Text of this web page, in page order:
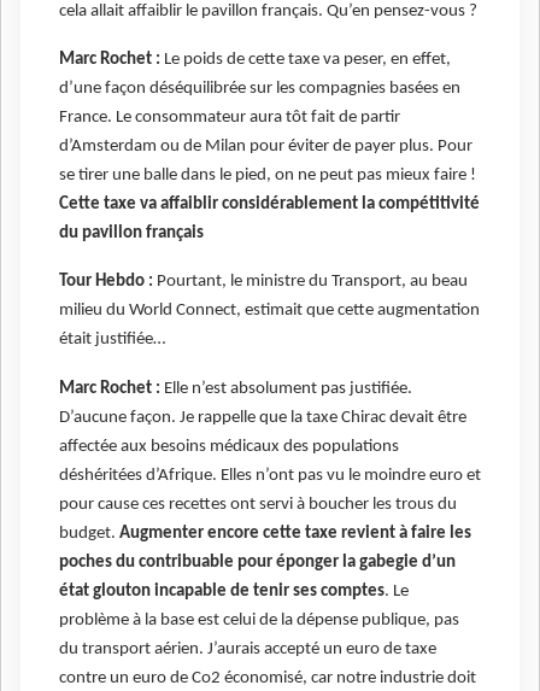
cela allait affaiblir le pavillon français. Qu’en pensez-vous ?
Marc Rochet : Le poids de cette taxe va peser, en effet,
d’une façon déséquilibrée sur les compagnies basées en
France. Le consommateur aura tôt fait de partir
d’Amsterdam ou de Milan pour éviter de payer plus. Pour
se tirer une balle dans le pied, on ne peut pas mieux faire !
Cette taxe va affaiblir considérablement la compétitivité
du pavillon français
Tour Hebdo : Pourtant, le ministre du Transport, au beau
milieu du World Connect, estimait que cette augmentation
était justifiée…
Marc Rochet : Elle n’est absolument pas justifiée.
D’aucune façon. Je rappelle que la taxe Chirac devait être
affectée aux besoins médicaux des populations
déshéritées d’Afrique. Elles n’ont pas vu le moindre euro et
pour cause ces recettes ont servi à boucher les trous du
budget. Augmenter encore cette taxe revient à faire les
poches du contribuable pour éponger la gabegie d’un
état glouton incapable de tenir ses comptes. Le
problème à la base est celui de la dépense publique, pas
du transport aérien. J’aurais accepté un euro de taxe
contre un euro de Co2 économisé, car notre industrie doit